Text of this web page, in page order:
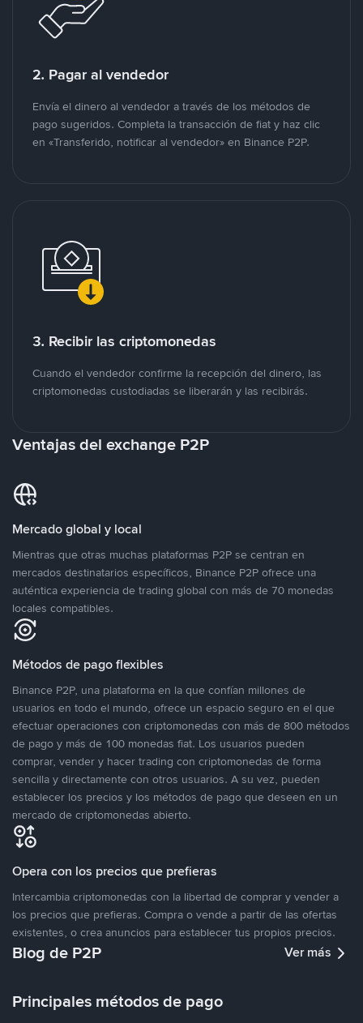
2. Pagar al vendedor
Envía el dinero al vendedor a través de los métodos de
pago sugeridos. Completa la transacción de fiat y haz clic
en «Transferido, notificar al vendedor» en Binance P2P.
3. Recibir las criptomonedas
Cuando el vendedor confirme la recepción del dinero, las
criptomonedas custodiadas se liberarán y las recibirás.
Ventajas del exchange P2P
Mercado global y local
Mientras que otras muchas plataformas P2P se centran en
mercados destinatarios específicos, Binance P2P ofrece una
auténtica experiencia de trading global con más de 70 monedas
locales compatibles.
Métodos de pago flexibles
Binance P2P, una plataforma en la que confían millones de
usuarios en todo el mundo, ofrece un espacio seguro en el que
efectuar operaciones con criptomonedas con más de 800 métodos
de pago y más de 100 monedas fiat. Los usuarios pueden
comprar, vender y hacer trading con criptomonedas de forma
sencilla y directamente con otros usuarios. A su vez, pueden
establecer los precios y los métodos de pago que deseen en un
mercado de criptomonedas abierto.
Opera con los precios que prefieras
Intercambia criptomonedas con la libertad de comprar y vender a
los precios que prefieras. Compra o vende a partir de las ofertas
existentes, o crea anuncios para establecer tus propios precios.
Blog de P2P Ver más
Principales métodos de pago